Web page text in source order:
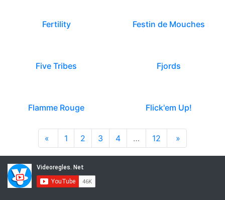
Fertility Festin de Mouches
Five Tribes Fjords
Flamme Rouge Flick'em Up!
« 1 2 3 4 … 12 »